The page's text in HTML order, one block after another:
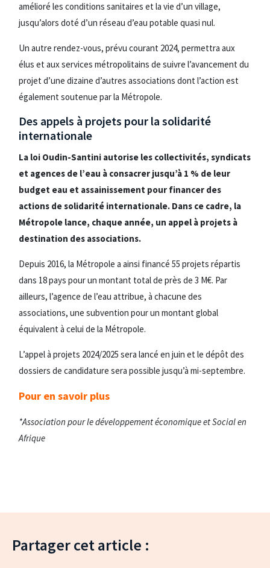
amélioré les conditions sanitaires et la vie d’un village,
jusqu’alors doté d’un réseau d’eau potable quasi nul.
Un autre rendez-vous, prévu courant 2024, permettra aux
élus et aux services métropolitains de suivre l’avancement du
projet d’une dizaine d’autres associations dont l’action est
également soutenue par la Métropole.
Des appels à projets pour la solidarité
internationale
La loi Oudin-Santini autorise les collectivités, syndicats
et agences de l’eau à consacrer jusqu’à 1 % de leur
budget eau et assainissement pour financer des
actions de solidarité internationale. Dans ce cadre, la
Métropole lance, chaque année, un appel à projets à
destination des associations.
Depuis 2016, la Métropole a ainsi financé 55 projets répartis
dans 18 pays pour un montant total de près de 3 M€. Par
ailleurs, l’agence de l’eau attribue, à chacune des
associations, une subvention pour un montant global
équivalent à celui de la Métropole.
L’appel à projets 2024/2025 sera lancé en juin et le dépôt des
dossiers de candidature sera possible jusqu’à mi-septembre.
Pour en savoir plus
*Association pour le développement économique et Social en
Afrique
Partager cet article :